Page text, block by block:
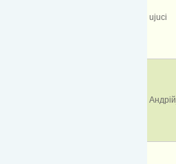
ujuci